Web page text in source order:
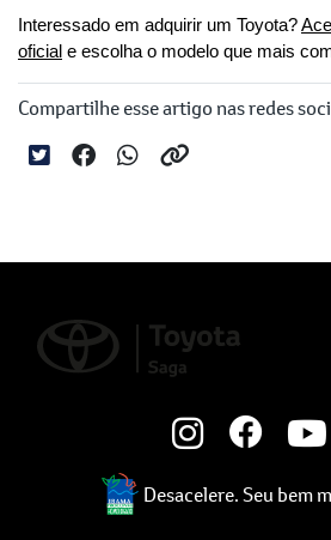
Interessado em adquirir um Toyota?
oficial e escolha o modelo que mais
Compartilhe esse artigo nas redes
Desacelere. Seu bem